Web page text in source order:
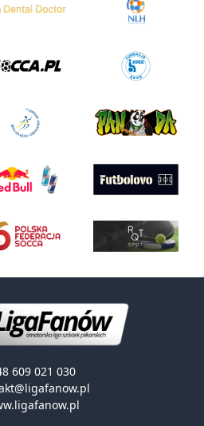
609 021 030